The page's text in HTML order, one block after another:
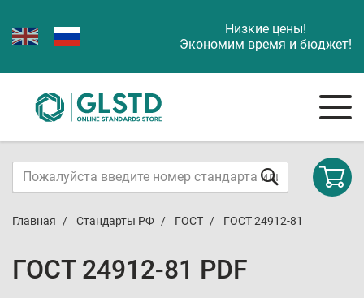
Низкие цены!
Экономим время и бюджет!
Главная Стандарты РФ ГОСТ ГОСТ 24912-81
ГОСТ 24912-81 PDF